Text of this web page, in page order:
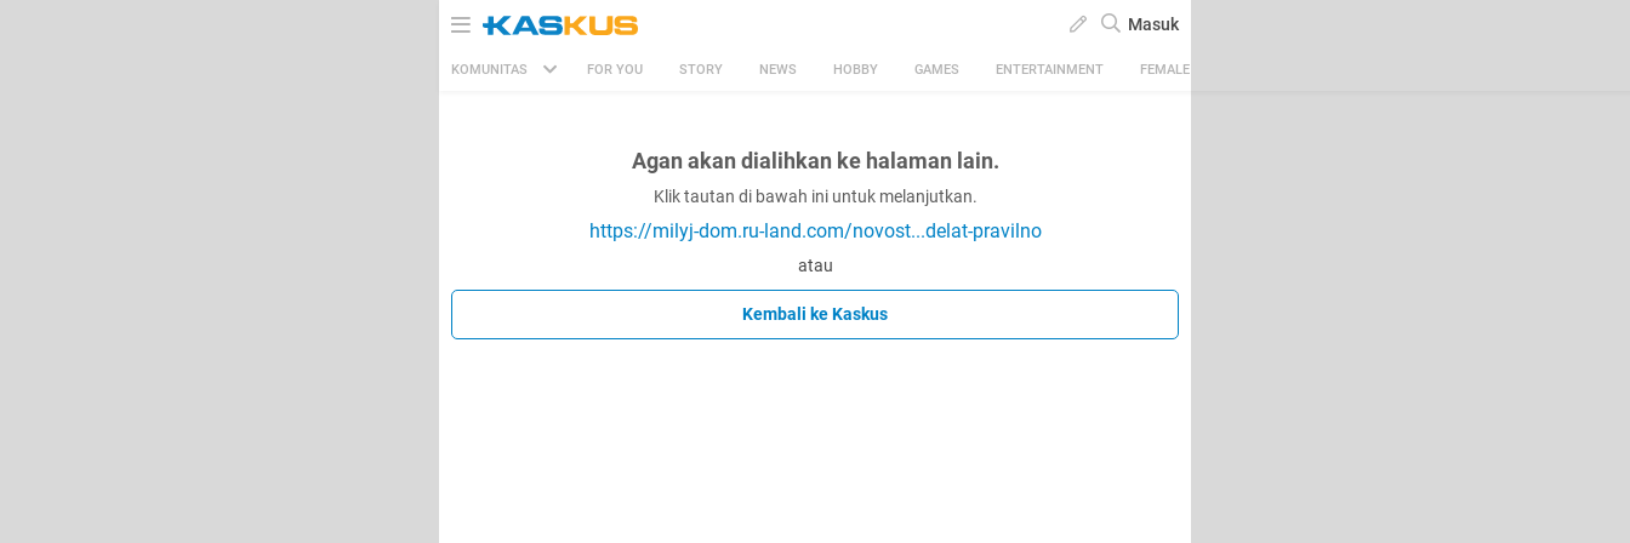
Masuk
KOMUNITAS FOR YOU STORY NEWS HOBBY GAMES ENTERTAINMENT FEMALE
Agan akan dialihkan ke halaman lain.
Klik tautan di bawah ini untuk melanjutkan.
https://milyj-dom.ru-land.com/novost...delat-pravilno
atau
Kembali ke Kaskus